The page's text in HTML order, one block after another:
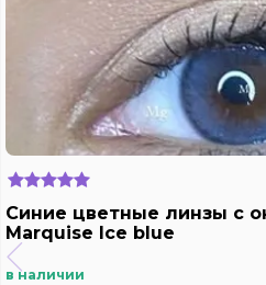
Синие цветные линзы c
Marquise Ice blue
в наличии